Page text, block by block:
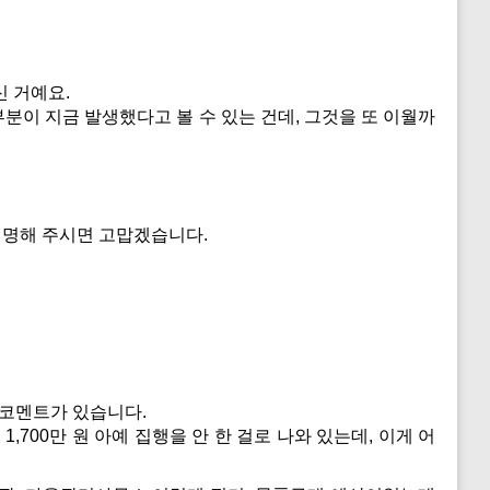
거예요.
이 지금 발생했다고 볼 수 있는 건데, 그것을 또 이월까
해 주시면 고맙겠습니다.
멘트가 있습니다.
만 원 아예 집행을 안 한 걸로 나와 있는데, 이게 어